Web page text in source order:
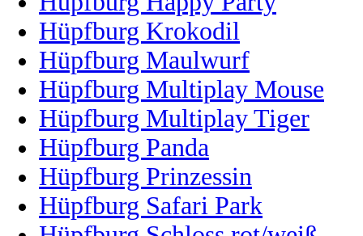
Hüpfburg Krokodil
Hüpfburg Maulwurf
Hüpfburg Multiplay Mouse
Hüpfburg Multiplay Tiger
Hüpfburg Panda
Hüpfburg Prinzessin
Hüpfburg Safari Park